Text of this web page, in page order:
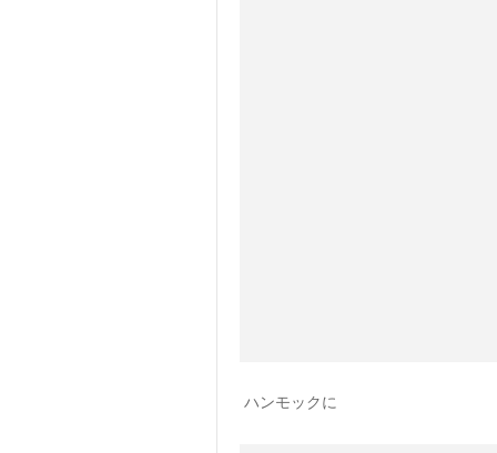
ハンモックに